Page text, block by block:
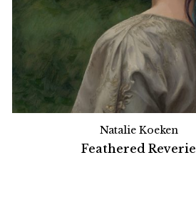
Natalie Koeken
Feathered Reverie